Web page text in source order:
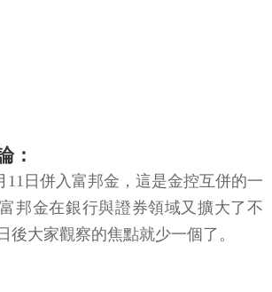
：
11日併入富邦金，這是金控互併的一
邦金在銀行與證券領域又擴大了不
後大家觀察的焦點就少一個了。